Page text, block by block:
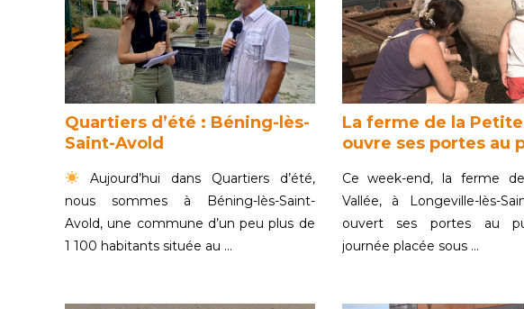
Quartiers d’été : Béning-lès-
Saint-Avold
Aujourd’hui dans Quartiers d’été,
nous sommes à Béning-lès-Saint-
Avold, une commune d’un peu plus de
1 100 habitants située au …
La ferme de la
ouvre ses portes au
Ce week-end, la ferme
Vallée, à Longeville-lès-
ouvert ses portes au
journée placée sous …